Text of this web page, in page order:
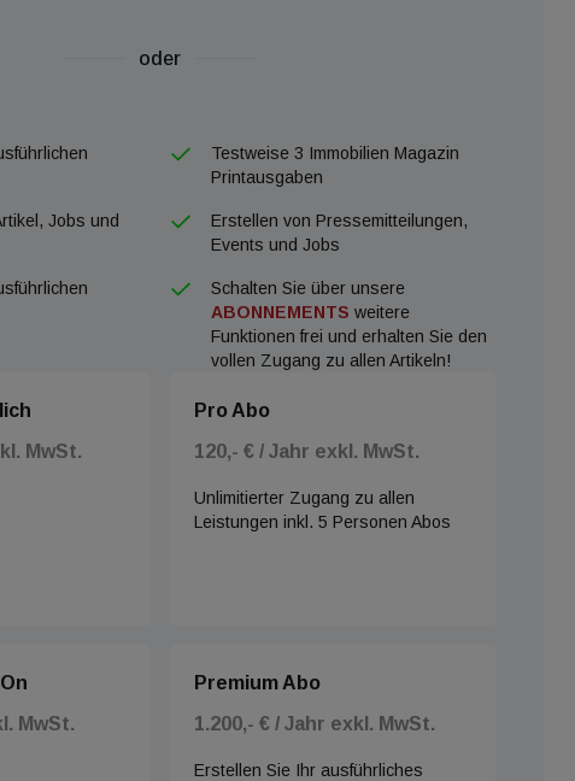
oder
Testweise 3 Immobilien Magazin
Printausgaben
Jobs und
Erstellen von Pressemitteilungen,
Events und Jobs
Schalten Sie über unsere
ABONNEMENTS weitere
Funktionen frei und erhalten Sie den
vollen Zugang zu allen Artikeln!
MwSt.
Pro Abo
120,- € / Jahr exkl. MwSt.
Unlimitierter Zugang zu allen
Leistungen inkl. 5 Personen Abos
MwSt.
Premium Abo
1.200,- € / Jahr exkl. MwSt.
Erstellen Sie Ihr ausführliches